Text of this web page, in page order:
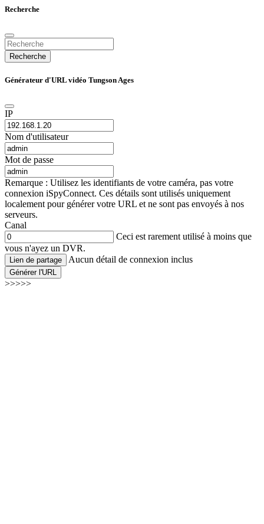
Recherche
Recherche
Générateur d'URL vidéo Tungson Ages
IP
Nom d'utilisateur
Mot de passe
Remarque : Utilisez les identifiants de votre caméra, pas votre
connexion iSpyConnect. Ces détails sont utilisés uniquement
localement pour générer votre URL et ne sont pas envoyés à nos
serveurs.
Canal
Ceci est rarement utilisé à moins que
vous n'ayez un DVR.
Lien de partage Aucun détail de connexion inclus
Générer l'URL
>>>>>